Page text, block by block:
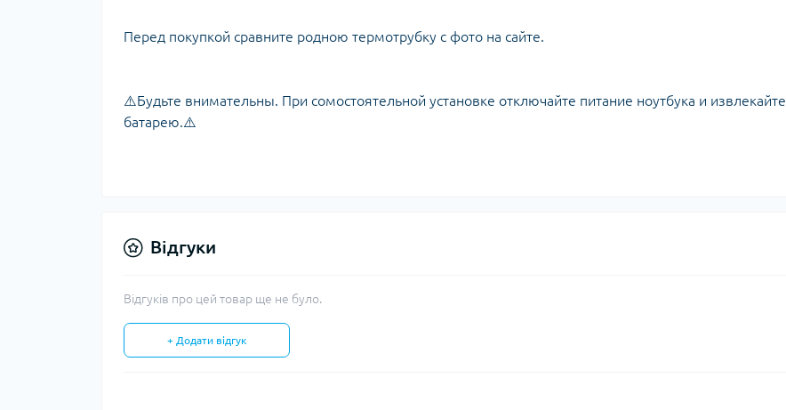
Перед покупкой сравните родною термотрубку с фото на сайте.
⚠️Будьте внимательны. При сомостоятельной установке отключайте питание ноутбука и извлекайте
батарею.⚠️
Відгуки
Відгуків про цей товар ще не було.
+ Додати відгук